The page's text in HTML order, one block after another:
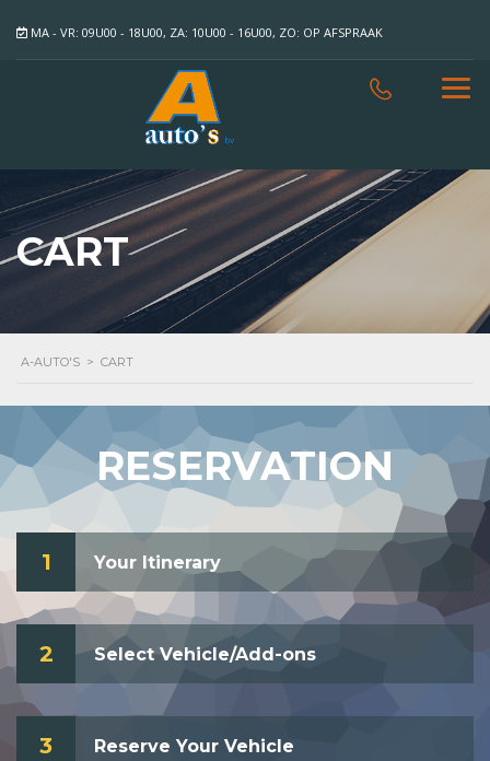
MA - VR: 09U00 - 18U00, ZA: 10U00 - 16U00, ZO: OP AFSPRAAK
CART
A-AUTO'S > CART
RESERVATION
1 Your Itinerary
2 Select Vehicle/Add-ons
3 Reserve Your Vehicle